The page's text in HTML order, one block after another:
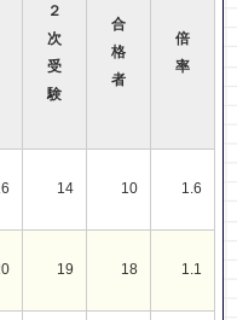
２
次
受
験
合
格
者
倍
率
14 10 1.6
19 18 1.1